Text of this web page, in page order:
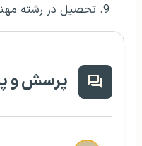
تحصیل در رشته
پرسش و